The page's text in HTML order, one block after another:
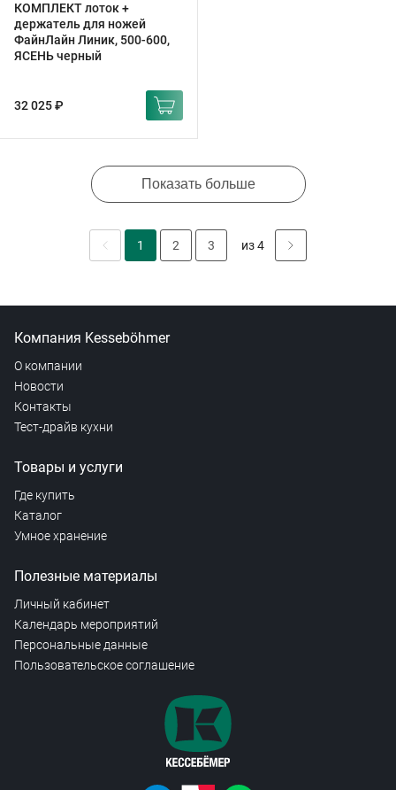
КОМПЛЕКТ лоток +
держатель для ножей
ФайнЛайн Линик, 500-600,
ЯСЕНЬ черный
32 025 ₽
Показать больше
1 2 3 из 4
Компания Kesseböhmer
О компании
Новости
Контакты
Тест-драйв кухни
Товары и услуги
Где купить
Каталог
Умное хранение
Полезные материалы
Личный кабинет
Календарь мероприятий
Персональные данные
Пользовательское соглашение